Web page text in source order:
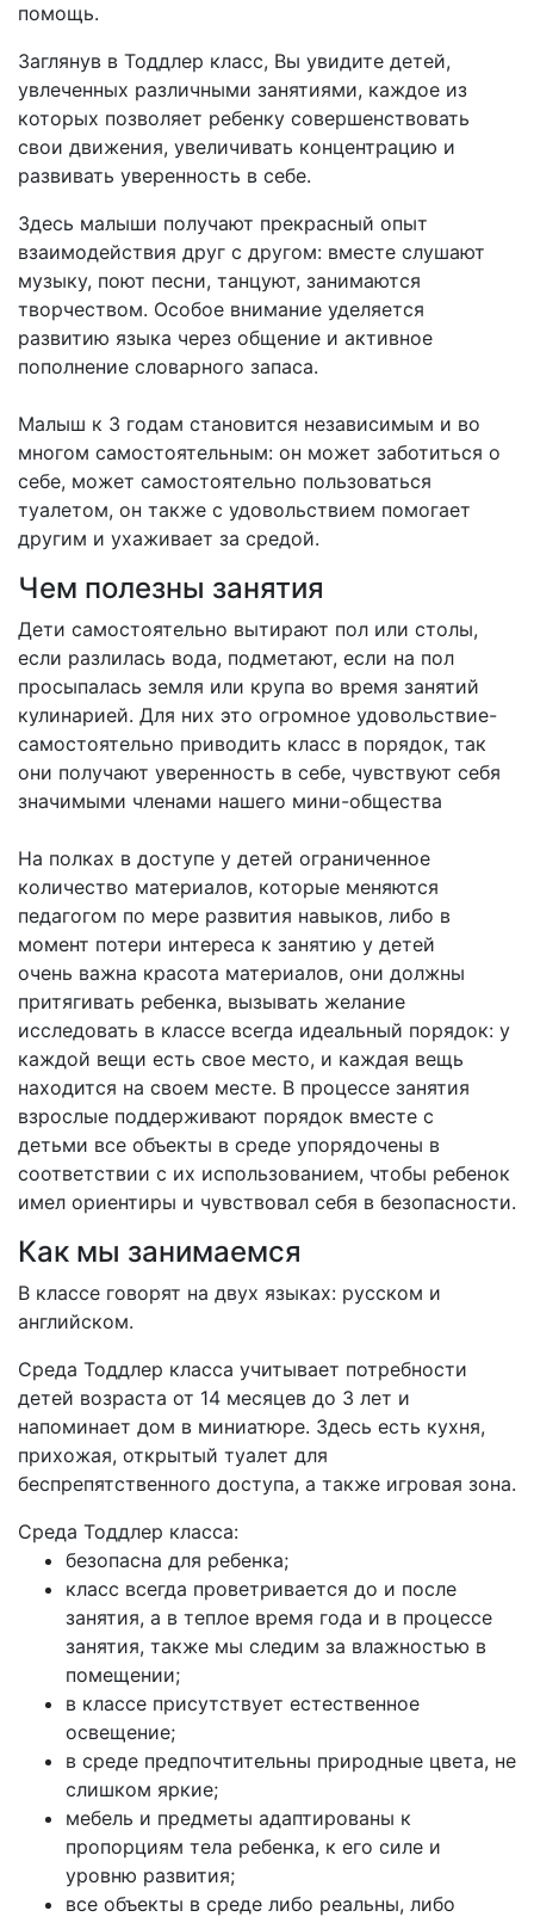
помощь.
Заглянув в Тоддлер класс, Вы увидите детей,
увлеченных различными занятиями, каждое из
которых позволяет ребенку совершенствовать
свои движения, увеличивать концентрацию и
развивать уверенность в себе.
Здесь малыши получают прекрасный опыт
взаимодействия друг с другом: вместе слушают
музыку, поют песни, танцуют, занимаются
творчеством. Особое внимание уделяется
развитию языка через общение и активное
пополнение словарного запаса.
Малыш к 3 годам становится независимым и во
многом самостоятельным: он может заботиться о
себе, может самостоятельно пользоваться
туалетом, он также с удовольствием помогает
другим и ухаживает за средой.
Чем полезны занятия
Дети самостоятельно вытирают пол или столы,
если разлилась вода, подметают, если на пол
просыпалась земля или крупа во время занятий
кулинарией. Для них это огромное удовольствие-
самостоятельно приводить класс в порядок, так
они получают уверенность в себе, чувствуют себя
значимыми членами нашего мини-общества
На полках в доступе у детей ограниченное
количество материалов, которые меняются
педагогом по мере развития навыков, либо в
момент потери интереса к занятию у детей
очень важна красота материалов, они должны
притягивать ребенка, вызывать желание
исследовать в классе всегда идеальный порядок: у
каждой вещи есть свое место, и каждая вещь
находится на своем месте. В процессе занятия
взрослые поддерживают порядок вместе с
детьми все объекты в среде упорядочены в
соответствии с их использованием, чтобы ребенок
имел ориентиры и чувствовал себя в безопасности.
Как мы занимаемся
В классе говорят на двух языках: русском и
английском.
Среда Тоддлер класса учитывает потребности
детей возраста от 14 месяцев до 3 лет и
напоминает дом в миниатюре. Здесь есть кухня,
прихожая, открытый туалет для
беспрепятственного доступа, а также игровая зона.
Среда Тоддлер класса:
безопасна для ребенка;
класс всегда проветривается до и после
занятия, а в теплое время года и в процессе
занятия, также мы следим за влажностью в
помещении;
в классе присутствует естественное
освещение;
в среде предпочтительны природные цвета, не
слишком яркие;
мебель и предметы адаптированы к
пропорциям тела ребенка, к его силе и
уровню развития;
все объекты в среде либо реальны, либо